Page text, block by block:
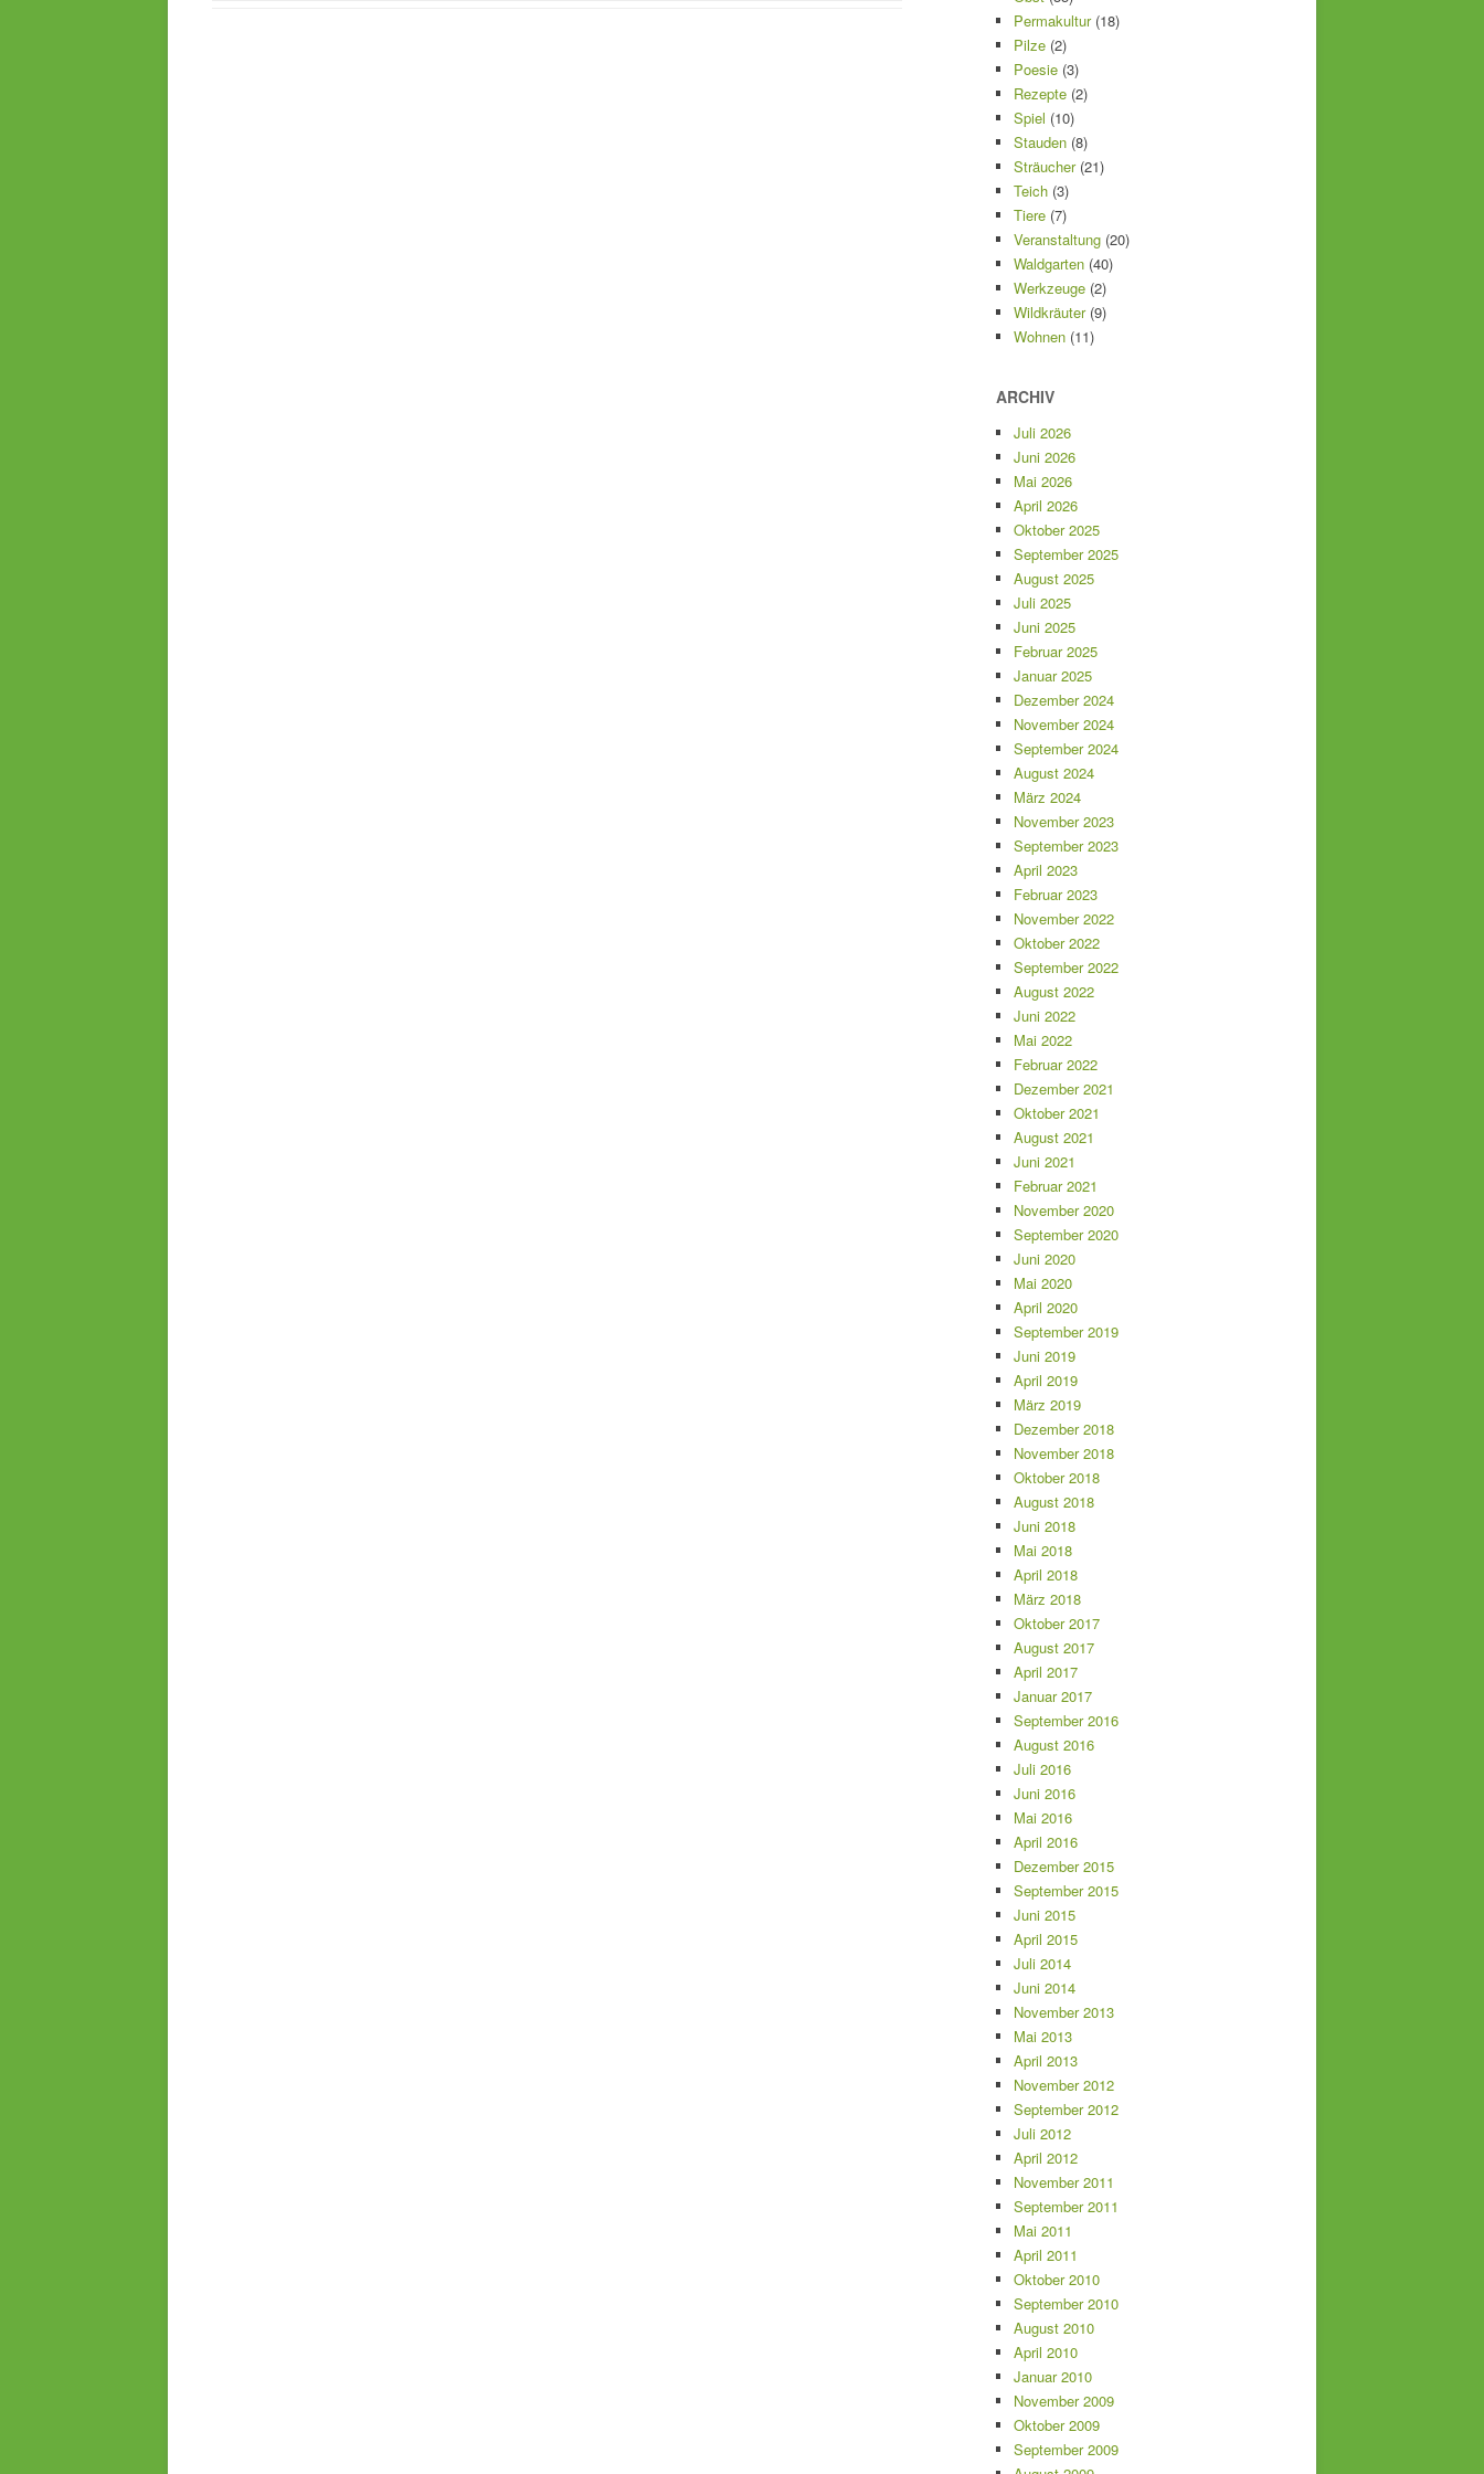
Permakultur(18)
Pilze (2)
Poesie (3)
Rezepte (2)
Spiel (10)
Stauden (8)
Sträucher(21)
Teich (3)
Tiere (7)
Veranstaltung (20)
Waldgarten (40)
Werkzeuge (2)
Wildkräuter(9)
Wohnen (11)
ARCHIV
Juli 2026
Juni 2026
Mai 2026
April 2026
Oktober 2025
September 2025
August 2025
Juli 2025
Juni 2025
Februar 2025
Januar 2025
Dezember 2024
November 2024
September 2024
August 2024
März 2024
November 2023
September 2023
April 2023
Februar 2023
November 2022
Oktober 2022
September 2022
August 2022
Juni 2022
Mai 2022
Februar 2022
Dezember 2021
Oktober 2021
August 2021
Juni 2021
Februar 2021
November 2020
September 2020
Juni 2020
Mai 2020
April 2020
September 2019
Juni 2019
April 2019
März 2019
Dezember 2018
November 2018
Oktober 2018
August 2018
Juni 2018
Mai 2018
April 2018
März 2018
Oktober 2017
August 2017
April 2017
Januar 2017
September 2016
August 2016
Juli 2016
Juni 2016
Mai 2016
April 2016
Dezember 2015
September 2015
Juni 2015
April 2015
Juli 2014
Juni 2014
November 2013
Mai 2013
April 2013
November 2012
September 2012
Juli 2012
April 2012
November 2011
September 2011
Mai 2011
April 2011
Oktober 2010
September 2010
August 2010
April 2010
Januar 2010
November 2009
Oktober 2009
September 2009